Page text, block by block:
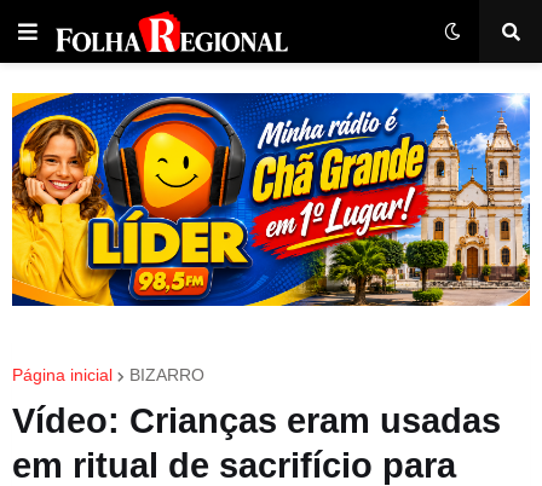
Página inicial BIZARRO
Vídeo: Crianças eram usadas
em ritual de sacrifício para